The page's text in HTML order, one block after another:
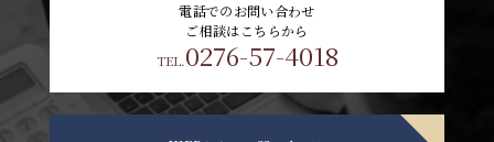
電話でのお問い合わせ
ご相談はこちらから
TEL.0276-57-4018